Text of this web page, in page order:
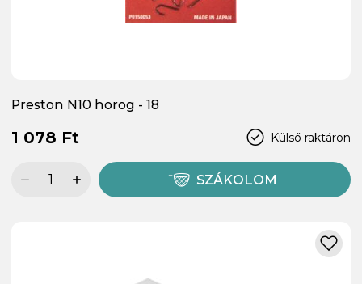
Preston N10 horog - 18
Külső raktáron
1 078 Ft
SZÁKOLOM